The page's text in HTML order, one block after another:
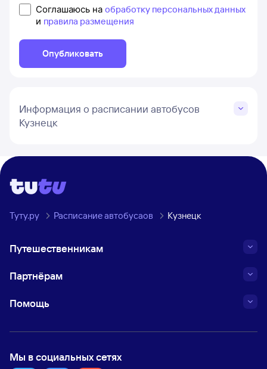
Соглашаюсь на обработку персональных данных
и правила размещения
Опубликовать
Информация о расписании автобусов
Кузнецк
Туту.ру Расписание автобусаов Кузнецк
Путешественникам
Партнёрам
Помощь
Мы в социальных сетях